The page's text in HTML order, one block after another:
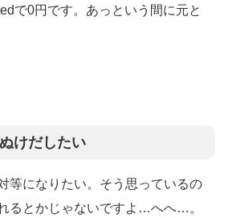
で0円です。あっという間に元と
けだしたい
等になりたい。そう思っているの
るとかじゃないですよ…へへ…。